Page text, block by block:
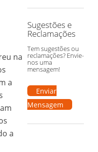
na
a
a
Sugestões e
Reclamações
Tem sugestões ou
reclamações? Envie-
nos uma
mensagem!
Enviar
Mensagem